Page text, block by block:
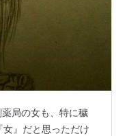
局の女も、特に穢
』だと思っただけ